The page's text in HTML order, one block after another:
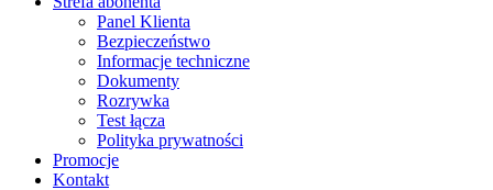
Panel Klienta
Bezpieczeństwo
Informacje techniczne
Dokumenty
Rozrywka
Test łącza
Polityka prywatności
Promocje
Kontakt